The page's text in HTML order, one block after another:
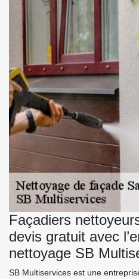
Façadiers
devis gratuit avec
nettoyage SB
SB Multiservices est une